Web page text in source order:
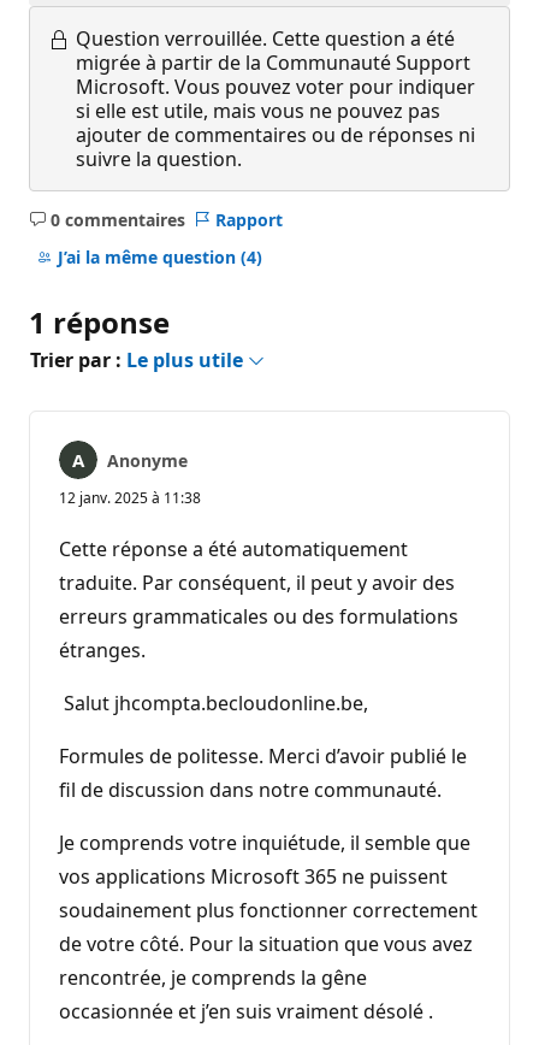
Question verrouillée. Cette question a été
migrée à partir de la Communauté Support
Microsoft. Vous pouvez voter pour indiquer
si elle est utile, mais vous ne pouvez pas
ajouter de commentaires ou de réponses ni
suivre la question.
0 commentaires
Aucun
commentaire
Rapport
J’ai la même question (4)
1 réponse
Trier par : Le plus utile
Anonyme
12 janv. 2025 à 11:38
Cette réponse a été automatiquement
traduite. Par conséquent, il peut y avoir des
erreurs grammaticales ou des formulations
étranges.
Salut jhcompta.becloudonline.be,
Formules de politesse. Merci d’avoir publié le
fil de discussion dans notre communauté.
Je comprends votre inquiétude, il semble que
vos applications Microsoft 365 ne puissent
soudainement plus fonctionner correctement
de votre côté. Pour la situation que vous avez
rencontrée, je comprends la gêne
occasionnée et j’en suis vraiment désolé .